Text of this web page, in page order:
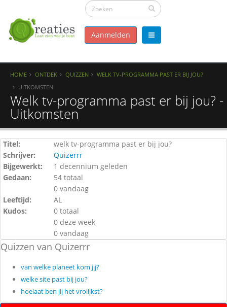
Aanmelden
HOME ONTDEK QUIZZEN
WELK TV-PROGRAMMA PAST ER BIJ JOU?
UITKOMSTEN
Welk tv-programma past er bij jou? -
Uitkomsten
Titel:
welk tv-programma past er bij jou?
Schrijver:
Quizerrr
Bijgewerkt:
1 decennium geleden
Gedaan:
54 totaal
0 vandaag
Leeftijd:
AL
Kudos:
0 totaal
0 deze week
0 vandaag
Quizzen van Quizerrr
van welke planeet kom jij?
welke site past bij jou?
hoelaat ben jij het vrolijkst?